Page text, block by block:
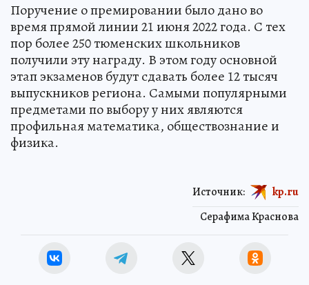
Поручение о премировании было дано во
время прямой линии 21 июня 2022 года. С тех
пор более 250 тюменских школьников
получили эту награду. В этом году основной
этап экзаменов будут сдавать более 12 тысяч
выпускников региона. Самыми популярными
предметами по выбору у них являются
профильная математика, обществознание и
физика.
Серафима Краснова
Источник: kp.ru